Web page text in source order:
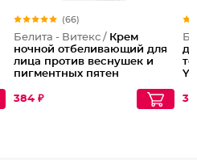
(66)
Белита - Витекс / Крем
ночной отбеливающий для
лица против веснушек и
пигментных пятен
384 ₽